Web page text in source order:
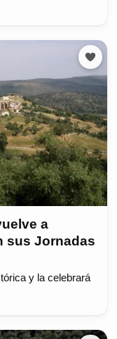
a
sus Jornadas
y la celebrará